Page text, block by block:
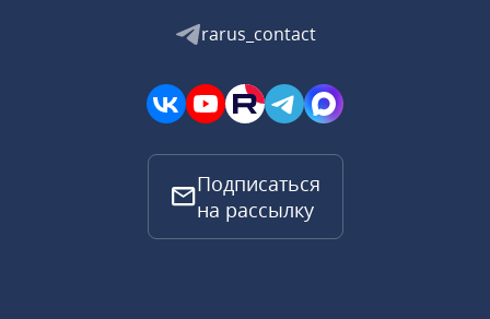
rarus_contact
Подписаться
на рассылку